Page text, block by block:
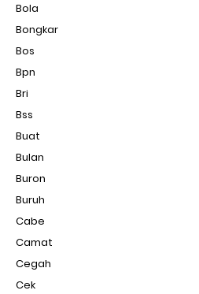
Bola
Bongkar
Bos
Bpn
Bri
Bss
Buat
Bulan
Buron
Buruh
Cabe
Camat
Cegah
Cek